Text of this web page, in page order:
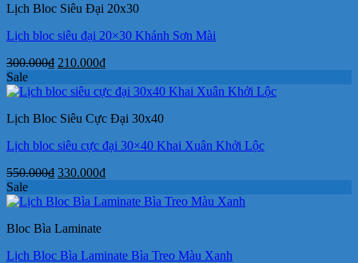
Lịch Bloc Siêu Đại 20x30
Lịch bloc siêu đại 20×30 Khánh Sơn Mài
300.000₫ Giá
là:
210.000₫Giá
tại
210.000₫.
Sale
Lịch Bloc Siêu Cực Đại 30x40
Lịch bloc siêu cực đại 30×40 Khai Xuân Khởi Lộc
550.000₫ Giá
là:
330.000₫Giá
tại
Sale
Bloc Bìa Laminate
Lịch Bloc Bìa Laminate Bìa Treo Màu Xanh